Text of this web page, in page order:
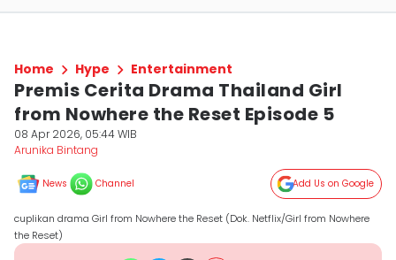
Home Hype Entertainment
Premis Cerita Drama Thailand Girl
from Nowhere the Reset Episode 5
08 Apr 2026, 05:44 WIB
Arunika Bintang
News Channel Add Us on Google
cuplikan drama Girl from Nowhere the Reset (Dok. Netflix/Girl from Nowhere
the Reset)